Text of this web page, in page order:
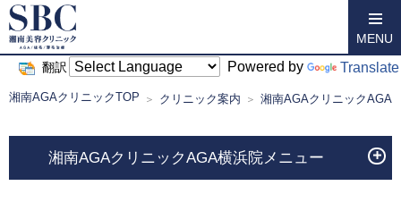
翻訳 Powered by Translate
MENU
湘南AGAクリニックTOP クリニック案内 湘南AGAクリニックAGA
湘南AGAクリニックAGA横浜院メニュー